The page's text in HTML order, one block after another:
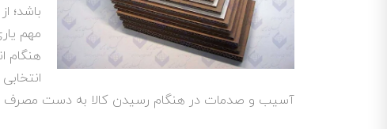
باشد؛
مهم
هنگام
آسیب و صدمات در هنگام رسیدن کالا به دست مصرف